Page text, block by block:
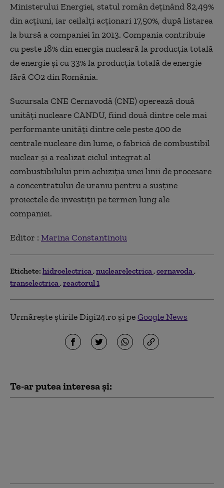
Ministerului Energiei, statul român deţinând 82,49%
din acţiuni, iar ceilalţi acţionari 17,50%, după listarea
la bursă a companiei în 2013. Compania contribuie
cu peste 18% din energia nucleară la producţia totală
de energie şi cu 33% la producţia totală de energie
fără CO2 din România.
Sucursala CNE Cernavodă (CNE) operează două
unităţi nucleare CANDU, fiind două dintre cele mai
performante unităţi dintre cele peste 400 de
centrale nucleare din lume, o fabrică de combustibil
nuclear şi a realizat ciclul integrat al
combustibilului prin achiziţia unei linii de procesare
a concentratului de uraniu pentru a susţine
proiectele de investiţii pe termen lung ale
companiei.
Editor : Marina Constantinoiu
Etichete: hidroelectrica nuclearelectrica cernavoda
transelectrica reactorul 1
Urmărește știrile Digi24.ro și peGoogle News
Te-ar putea interesa și: